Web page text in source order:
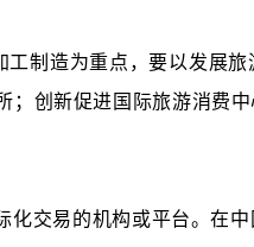
制造为重点，要以发展
创新促进国际旅游消费
交易的机构或平台。在